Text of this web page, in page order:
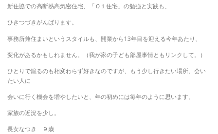
新住協での高断熱高気密住宅、「Ｑ１住宅」の勉強と実践も、
ひきつづきがんばります。
事務所兼住まいというスタイルも、開業から13年目を迎える今年あたり、
変化があるかもしれません。（我が家の子ども部屋事情ともリンクして。）
ひとりで籠るのも相変わらず好きなのですが、もう少し行きたい場所、会い
たい人に
会いに行く機会を増やしたいと、年の初めには毎年のように思います。
家族の近況を少し。
長女なつき ９歳